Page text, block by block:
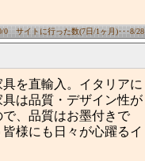
0 サイトに行った数(7日/1ヶ月)･･･8/28
を直輸入。イタリアに
は品質・デザイン性が
、品質はお墨付きで
様にも日々が心躍るイ